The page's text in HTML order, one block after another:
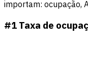
importam: ocupação,
#1 Taxa de